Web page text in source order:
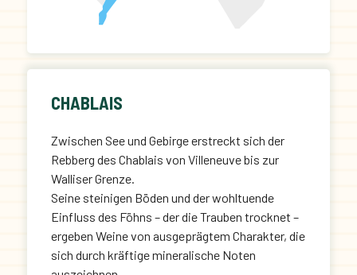
CHABLAIS
Zwischen See und Gebirge erstreckt sich der
Rebberg des Chablais von Villeneuve bis zur
Walliser Grenze.
Seine steinigen Böden und der wohltuende
Einfluss des Föhns – der die Trauben trocknet –
ergeben Weine von ausgeprägtem Charakter, die
sich durch kräftige mineralische Noten